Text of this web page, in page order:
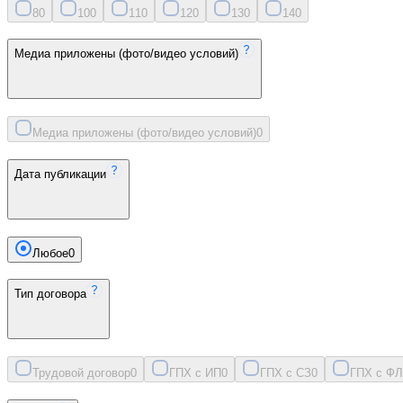
80 100 11 0 120 130 140
Медиа приложены (фото/видео условий)
Медиа приложены (фото/видео условий)0
Дата публикации
Любое0
Тип договора
Трудовой договор0 ГПХ с ИП0 ГПХ с СЗ0 ГПХ с ФЛ